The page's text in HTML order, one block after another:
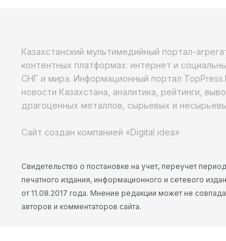
Казахстанский мультимедийный портал-
контентных платформах: интернет и
СНГ и мира. Информационный портал
новости Казахстана, аналитика, рейтинги,
драгоценных металлов, сырьевых и
Сайт создан компанией «Digital idea»
Свидетельство о постановке на учет, переучет
печатного издания, информационного и сетевого
от 11.08.2017 года. Мнение редакции может не
авторов и комментаторов сайта.